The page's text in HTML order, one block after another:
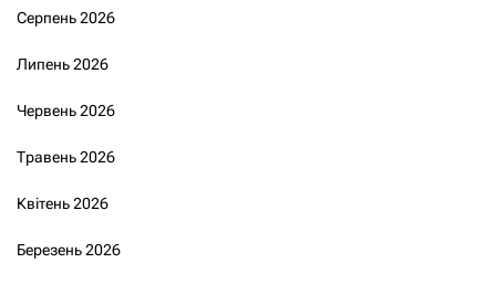
Серпень 2026
Липень 2026
Червень 2026
Травень 2026
Квітень 2026
Березень 2026